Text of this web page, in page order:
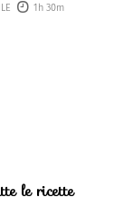
1h 30m
le ricette